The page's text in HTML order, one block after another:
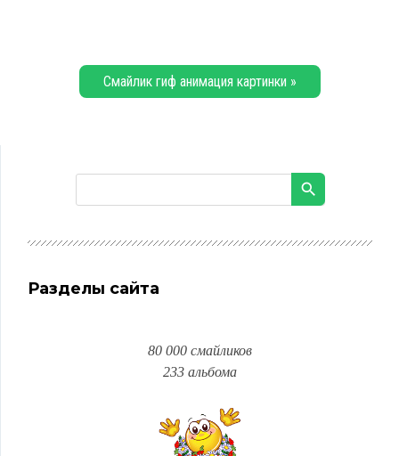
Смайлик гиф анимация картинки »
Разделы сайта
80 000 смайликов
233 альбома